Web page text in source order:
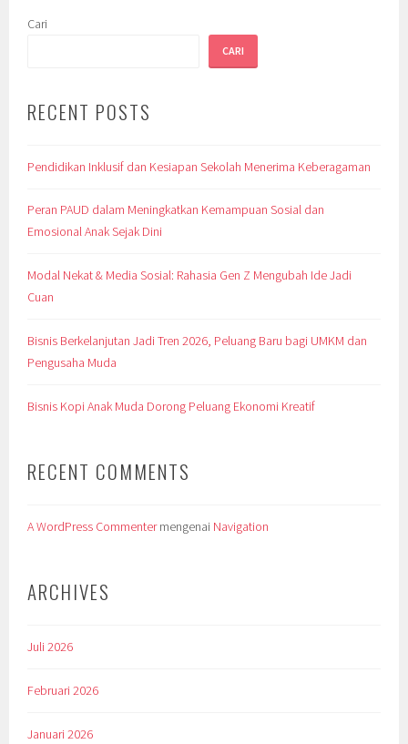
Cari
CARI
RECENT POSTS
Pendidikan Inklusif dan Kesiapan Sekolah Menerima Keberagaman
Peran PAUD dalam Meningkatkan Kemampuan Sosial dan
Emosional Anak Sejak Dini
Modal Nekat & Media Sosial: Rahasia Gen Z Mengubah Ide Jadi
Cuan
Bisnis Berkelanjutan Jadi Tren 2026, Peluang Baru bagi UMKM dan
Pengusaha Muda
Bisnis Kopi Anak Muda Dorong Peluang Ekonomi Kreatif
RECENT COMMENTS
A WordPress Commentermengenai Navigation
ARCHIVES
Juli 2026
Februari 2026
Januari 2026